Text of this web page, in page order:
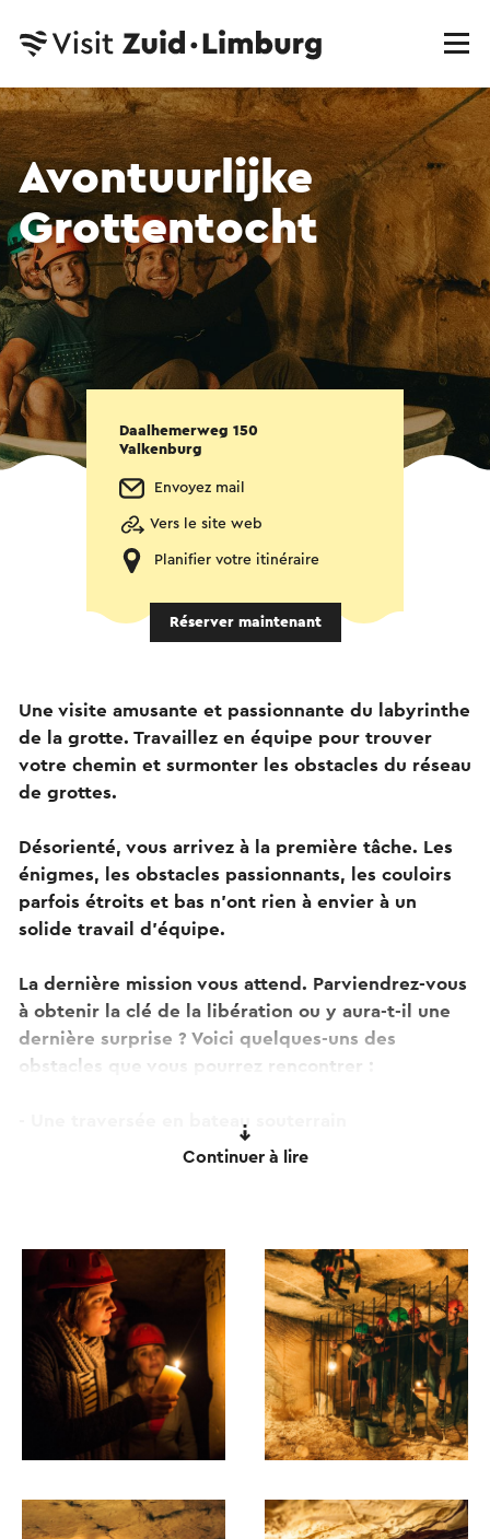
Avontuurlijke
Grottentocht
Daalhemerweg 150
Valkenburg
Envoyez mail
Vers le site web
Planifier votre itinéraire
Réserver maintenant
Une visite amusante et passionnante du labyrinthe
de la grotte. Travaillez en équipe pour trouver
votre chemin et surmonter les obstacles du réseau
de grottes.
Désorienté, vous arrivez à la première tâche. Les
énigmes, les obstacles passionnants, les couloirs
parfois étroits et bas n'ont rien à envier à un
solide travail d'équipe.
La dernière mission vous attend. Parviendrez-vous
à obtenir la clé de la libération ou y aura-t-il une
dernière surprise ? Voici quelques-uns des
obstacles que vous pourrez rencontrer :
- Une traversée en bateau souterrain
- Diverses tâches d'orientation et des énigmes
Continuer à lire